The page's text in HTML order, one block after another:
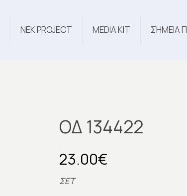
NEK PROJECT MEDIA KIT ΣΗΜΕΙΑ
ΟΔ 134422
23.00€
ΣΕΤ